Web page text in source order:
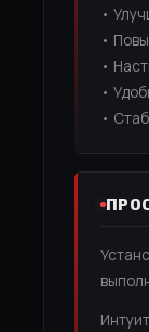
•
•
•
•
•